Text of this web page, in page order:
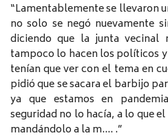
“Lamentablemente se llevaron
no solo se negó nuevamente
diciendo que la junta vecinal
tampoco lo hacen los políticos
tenían que ver con el tema en
pidió que se sacara el barbijo
ya que estamos en
seguridad no lo hacía, a lo que
mandándolo a la m…. .”